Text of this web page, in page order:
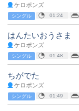
ケロポンズ
シングル 01:24
はんたいおうさま
ケロポンズ
シングル 01:48
ちがでた
ケロポンズ
シングル 01:49